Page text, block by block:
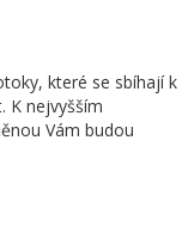
Labemkteré se sbíhají k
K nejvyšším
Vám budou